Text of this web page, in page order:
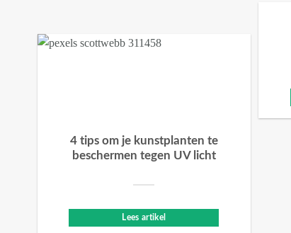
4 tips om je kunstplanten te
beschermen tegen UV licht
Lees artikel